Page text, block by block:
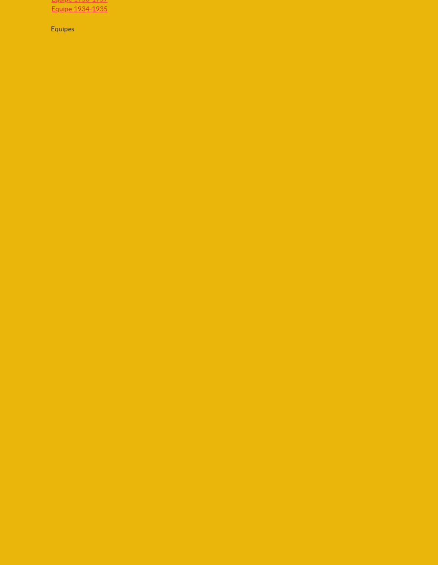
Equipe 1934-1935
Equipes